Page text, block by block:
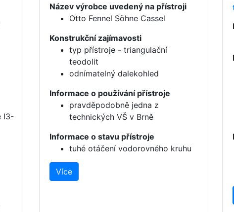
I3-
Název výrobce uvedený na přístroji
Otto Fennel Söhne Cassel
Konstrukční zajímavosti
typ přístroje - triangulační
teodolit
odnímatelný dalekohled
Informace o používání přístroje
pravděpodobně jedna z
technických VŠ v Brně
Informace o stavu přístroje
tuhé otáčení vodorovného kruhu
Více